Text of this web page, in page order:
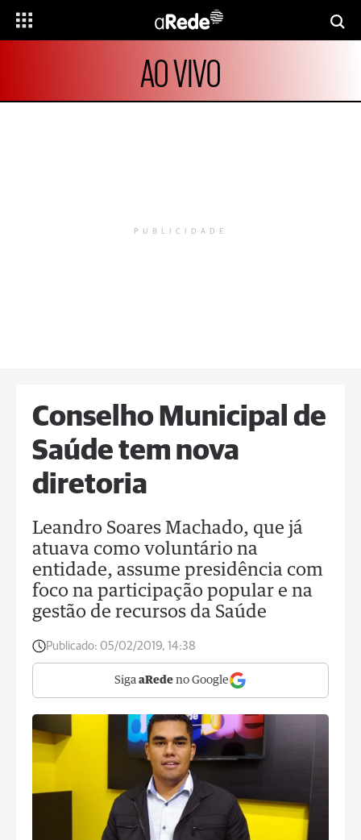
AO VIVO
PUBLICIDADE
Conselho Municipal de
Saúde tem nova
diretoria
Leandro Soares Machado, que já
atuava como voluntário na
entidade, assume presidência com
foco na participação popular e na
gestão de recursos da Saúde
Publicado: 05/02/2019, 14:38
Siga aRede no Google